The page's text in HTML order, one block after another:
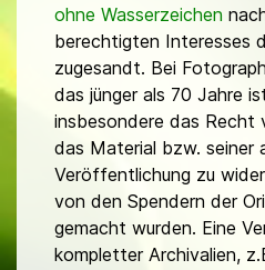
ohne Wasserzeichen
berechtigten Interesses
zugesandt. Bei
das jünger als 70 Jahre
insbesondere das Recht
das Material bzw. seiner
Veröffentlichung zu
von den Spendern der
gemacht wurden. Eine
kompletter Archivalien,